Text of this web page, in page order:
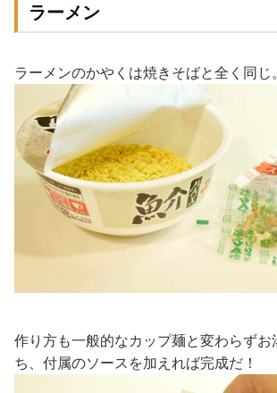
ラーメン
ラーメンのかやくは焼きそばと全く同じ。
作り方も一般的なカップ麺と変わらず
ち、付属のソースを加えれば完成だ！